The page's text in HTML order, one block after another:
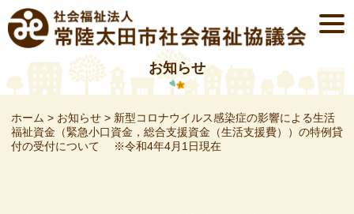
Skip
to
content
お知らせ
ホーム > お知らせ > 新型コロナウイルス感染症の影響による生活
福祉資金（緊急小口資金，総合支援資金（生活支援費））の特例貸
付の受付について ※令和4年4月1日現在